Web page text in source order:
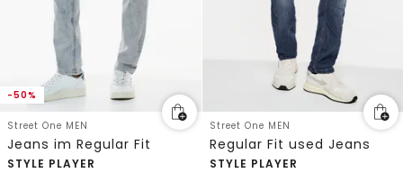
-50%
Street One MEN
Jeans im Regular Fit
STYLE PLAYER
Street One MEN
Regular Fit used Jeans
STYLE PLAYER